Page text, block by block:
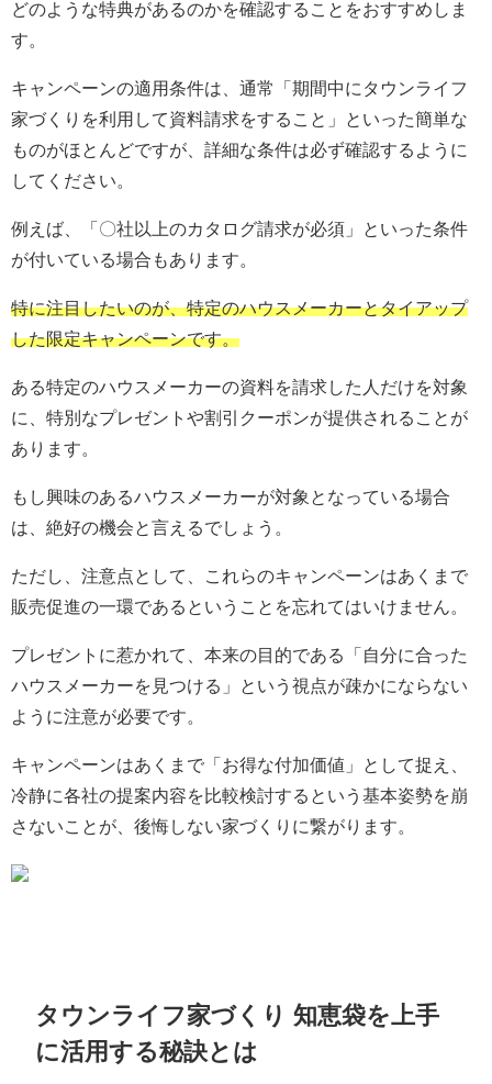
どのような特典があるのかを確認することをおすすめしま
す。
キャンペーンの適用条件は、通常「期間中にタウンライフ
家づくりを利用して資料請求をすること」といった簡単な
ものがほとんどですが、詳細な条件は必ず確認するように
してください。
例えば、「〇社以上のカタログ請求が必須」といった条件
が付いている場合もあります。
特に注目したいのが、特定のハウスメーカーとタイアップ
した限定キャンペーンです。
ある特定のハウスメーカーの資料を請求した人だけを対象
に、特別なプレゼントや割引クーポンが提供されることが
あります。
もし興味のあるハウスメーカーが対象となっている場合
は、絶好の機会と言えるでしょう。
ただし、注意点として、これらのキャンペーンはあくまで
販売促進の一環であるということを忘れてはいけません。
プレゼントに惹かれて、本来の目的である「自分に合った
ハウスメーカーを見つける」という視点が疎かにならない
ように注意が必要です。
キャンペーンはあくまで「お得な付加価値」として捉え、
冷静に各社の提案内容を比較検討するという基本姿勢を崩
さないことが、後悔しない家づくりに繋がります。
タウンライフ家づくり 知恵袋を上手
に活用する秘訣とは